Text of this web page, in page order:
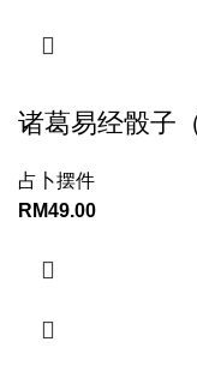
诸葛易经骰子
占卜摆件
RM49.00